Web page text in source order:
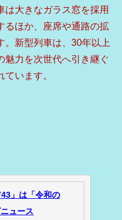
は大きなガラス窓を採用
るほか、座席や通路の拡
。新型列車は、30年以上
魅力を次世代へ引き継ぐ
います。
」は「令和の
ュース